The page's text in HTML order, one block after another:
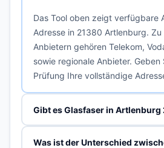
Das Tool oben zeigt verfügbare
Adresse in 21380 Artlenburg.
Anbietern gehören Telekom,
sowie regionale Anbieter.
Prüfung Ihre vollständige
Gibt es Glasfaser in Artlenburg
Was ist der Unterschied